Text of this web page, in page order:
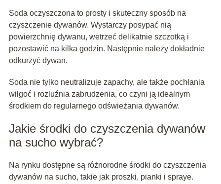
Soda oczyszczona to prosty i skuteczny sposób na
czyszczenie dywanów. Wystarczy posypać nią
powierzchnię dywanu, wetrzeć delikatnie szczotką i
pozostawić na kilka godzin. Następnie należy dokładnie
odkurzyć dywan.
Soda nie tylko neutralizuje zapachy, ale także pochłania
wilgoć i rozluźnia zabrudzenia, co czyni ją idealnym
środkiem do regularnego odświeżania dywanów.
Jakie środki do czyszczenia dywanów
na sucho wybrać?
Na rynku dostępne są różnorodne środki do czyszczenia
dywanów na sucho, takie jak proszki, pianki i spraye.